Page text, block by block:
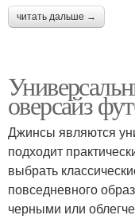
читать дальше →
оверсайз
Джинсы являются
подходит
выбрать
повседневного
черными или